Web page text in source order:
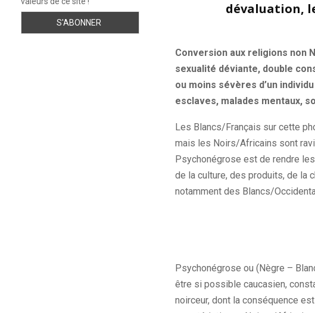
dévaluation,
Conversion aux religions non
sexualité déviante, double
ou moins sévères d’un
esclaves, malades mentaux,
Les Blancs/Français sur cette
mais les Noirs/Africains sont
Psychonégrose est de rendre
de la culture, des produits, de la
notamment des Blancs/
Psychonégrose ou (Nègre –
être si possible caucasien,
noirceur, dont la conséquence